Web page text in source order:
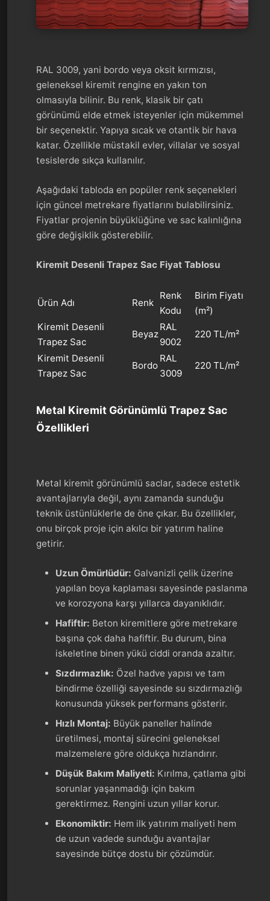
RAL 3009, yani bordo veya oksit kırmızısı,
geleneksel kiremit rengine en yakın ton
olmasıyla bilinir. Bu renk, klasik bir çatı
görünümü elde etmek isteyenler için mükemmel
bir seçenektir. Yapıya sıcak ve otantik bir hava
katar. Özellikle müstakil evler, villalar ve sosyal
tesislerde sıkça kullanılır.
Aşağıdaki tabloda en popüler renk seçenekleri
için güncel metrekare fiyatlarını bulabilirsiniz.
Fiyatlar projenin büyüklüğüne ve sac kalınlığına
göre değişiklik gösterebilir.
Kiremit Desenli Trapez Sac Fiyat Tablosu
Ürün Adı Renk
Renk
Kodu
Birim Fiyatı
(m²)
Kiremit Desenli
Trapez Sac
Beyaz
RAL
9002
220 TL/m²
Kiremit Desenli
Trapez Sac
Bordo
RAL
3009
220 TL/m²
Metal Kiremit Görünümlü Trapez Sac
Özellikleri
Metal kiremit görünümlü saclar, sadece estetik
avantajlarıyla değil, aynı zamanda sunduğu
teknik üstünlüklerle de öne çıkar. Bu özellikler,
onu birçok proje için akılcı bir yatırım haline
getirir.
Uzun Ömürlüdür: Galvanizli çelik üzerine
yapılan boya kaplaması sayesinde paslanma
ve korozyona karşı yıllarca dayanıklıdır.
Hafiftir: Beton kiremitlere göre metrekare
başına çok daha hafiftir. Bu durum, bina
iskeletine binen yükü ciddi oranda azaltır.
Sızdırmazlık: Özel hadve yapısı ve tam
bindirme özelliği sayesinde su sızdırmazlığı
konusunda yüksek performans gösterir.
Hızlı Montaj: Büyük paneller halinde
üretilmesi, montaj sürecini geleneksel
malzemelere göre oldukça hızlandırır.
Düşük Bakım Maliyeti: Kırılma, çatlama gibi
sorunlar yaşanmadığı için bakım
gerektirmez. Rengini uzun yıllar korur.
Ekonomiktir: Hem ilk yatırım maliyeti hem
de uzun vadede sunduğu avantajlar
sayesinde bütçe dostu bir çözümdür.